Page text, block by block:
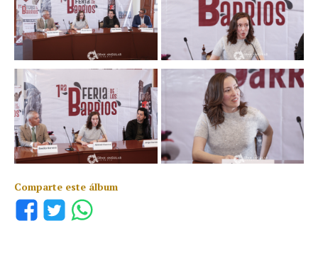
Comparte este álbum